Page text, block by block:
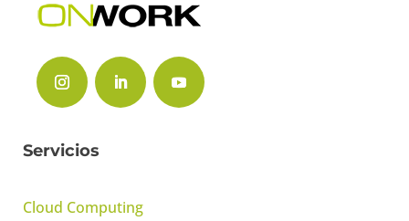
Servicios
Cloud Computing